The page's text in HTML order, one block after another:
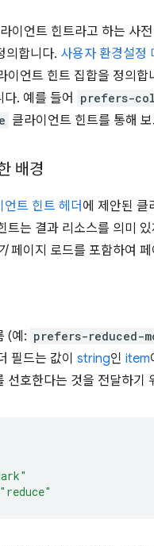
이언트 힌트라고 하는 사
의합니다. 사용자 환경설정
이언트 힌트 집합을 정의
. 예를 들어
prefers-
클라이언트 힌트를 통해
배경
트 힌트 헤더에 제안된 클
는 결과 리소스를 의미
페이지 로드를 포함하여
(예: prefers-reduced-
필드는 값이 string인 item
선호한다는 것을 전달하기
"reduce"